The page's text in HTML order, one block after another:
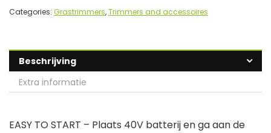
Categories: Grastrimmers,Trimmers and accessoires
Beschrijving
Extra informatie
EASY TO START – Plaats 40V batterij en ga aan de